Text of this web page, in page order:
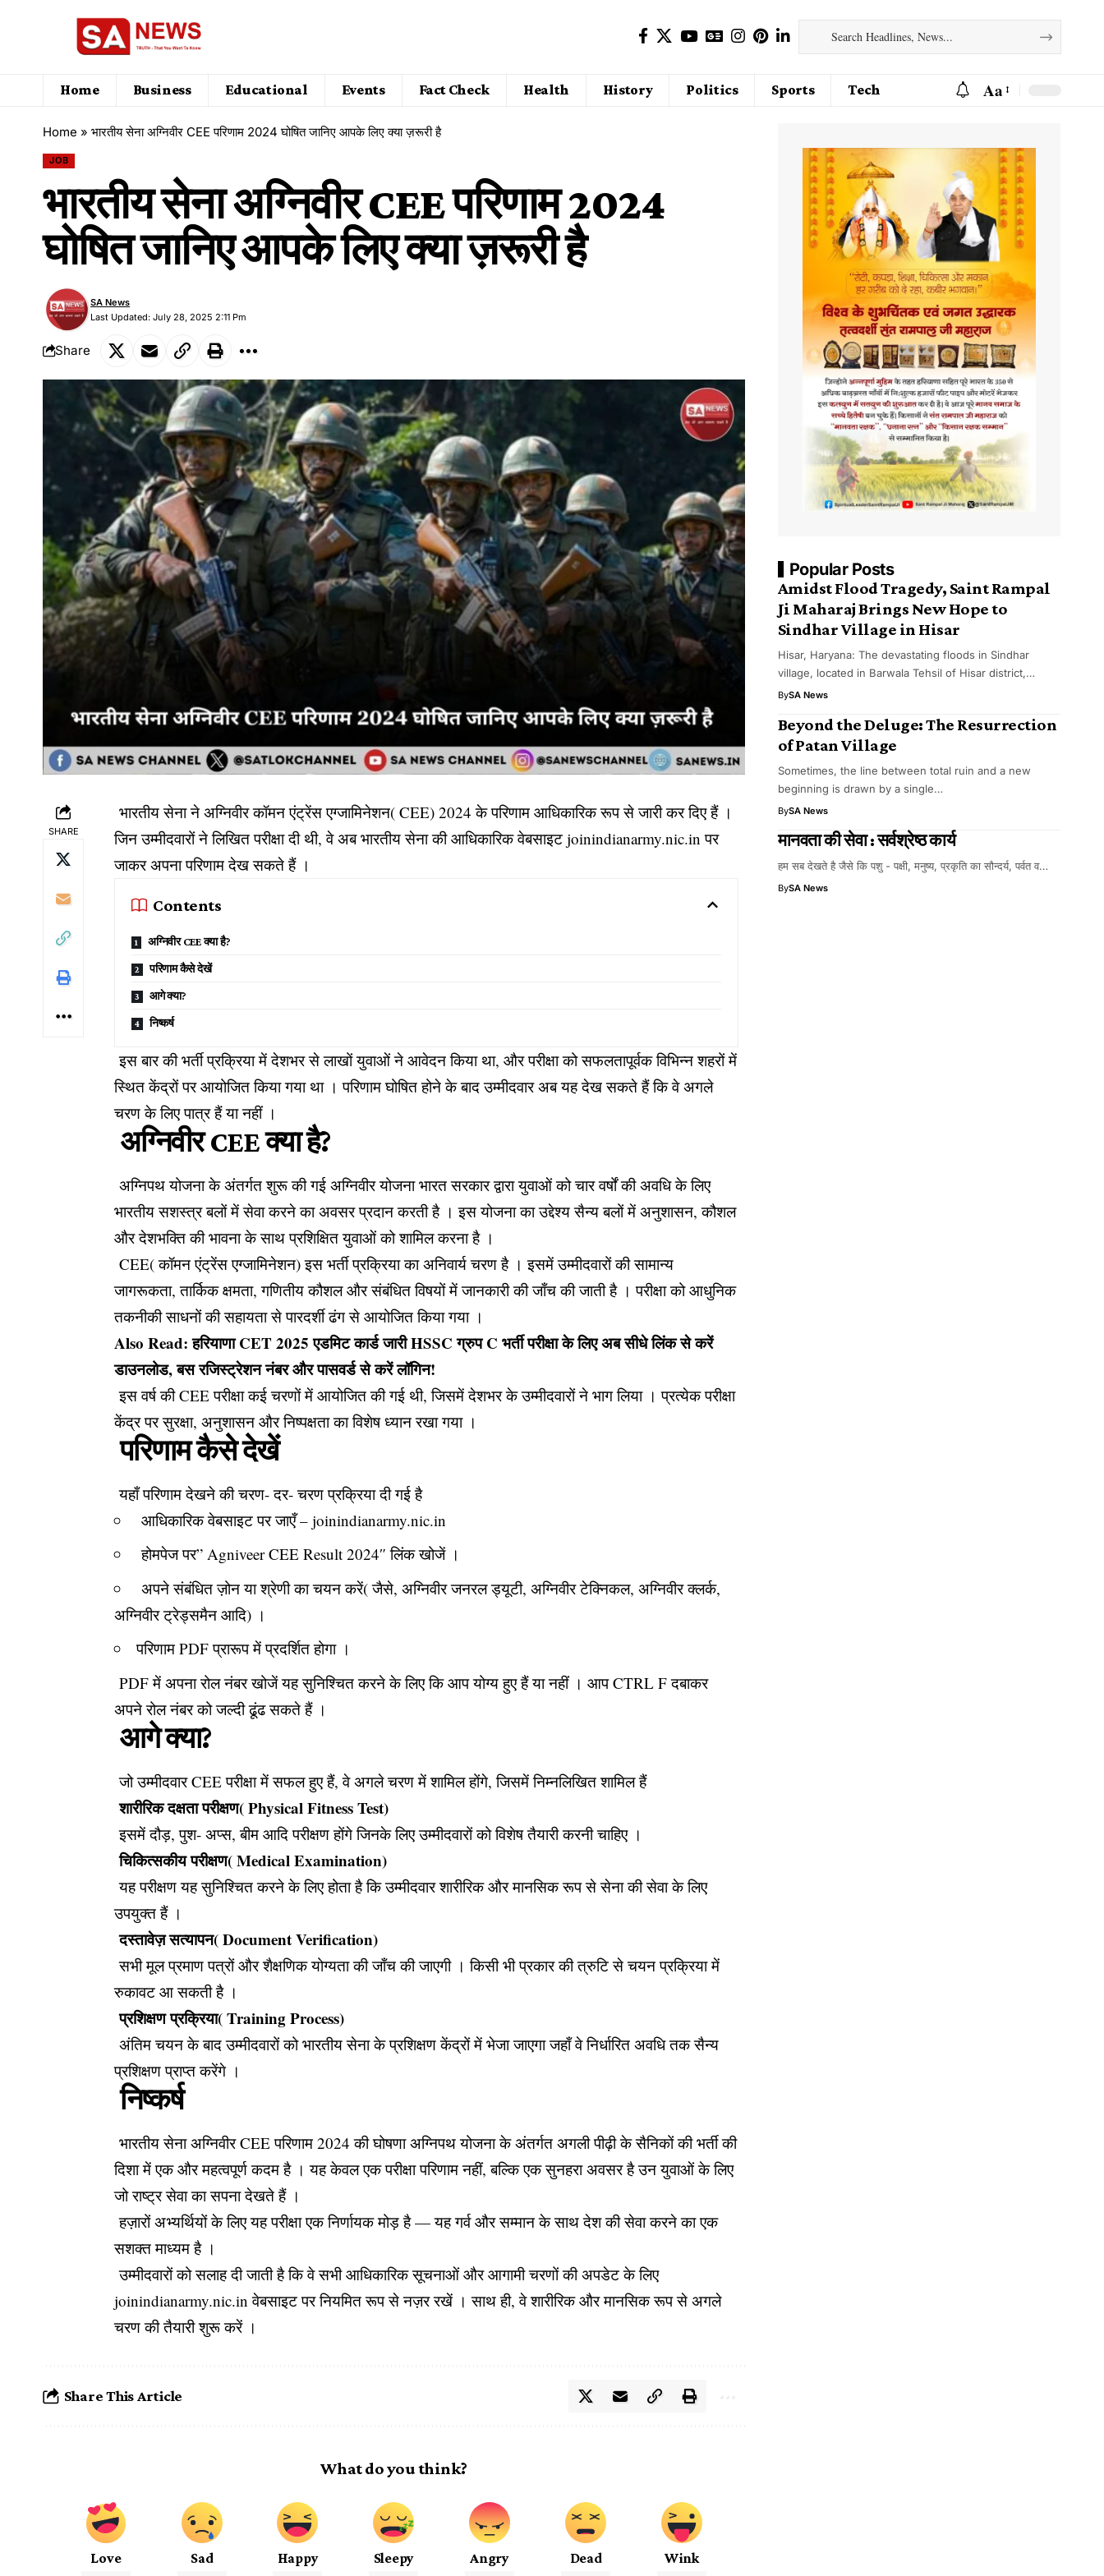
Home Business Educational Events Fact Check Health History Politics Sports Tech Aa
Home » भारतीय सेना अग्निवीर CEE परिणाम 2024 घोषित जानिए आपके लिए क्या ज़रूरी है
JOB
भारतीय सेना अग्निवीर CEE परिणाम 2024
घोषित जानिए आपके लिए क्या ज़रूरी है
Last Updated: July 28, 2025 2:11 Pm
SA News
Share
SHARE
भारतीय सेना ने अग्निवीर कॉमन एंट्रेंस एग्जामिनेशन( CEE) 2024 के परिणाम आधिकारिक रूप से जारी कर दिए हैं ।
जिन उम्मीदवारों ने लिखित परीक्षा दी थी, वे अब भारतीय सेना की आधिकारिक वेबसाइट joinindianarmy.nic.in पर
जाकर अपना परिणाम देख सकते हैं ।
Contents
अग्निवीर CEE क्या है?
परिणाम कैसे देखें
आगे क्या?
निष्कर्ष
इस बार की भर्ती प्रक्रिया में देशभर से लाखों युवाओं ने आवेदन किया था, और परीक्षा को सफलतापूर्वक विभिन्न शहरों में
स्थित केंद्रों पर आयोजित किया गया था । परिणाम घोषित होने के बाद उम्मीदवार अब यह देख सकते हैं कि वे अगले
चरण के लिए पात्र हैं या नहीं ।
अग्निवीर CEE क्या है?
अग्निपथ योजना के अंतर्गत शुरू की गई अग्निवीर योजना भारत सरकार द्वारा युवाओं को चार वर्षों की अवधि के लिए
भारतीय सशस्त्र बलों में सेवा करने का अवसर प्रदान करती है । इस योजना का उद्देश्य सैन्य बलों में अनुशासन, कौशल
और देशभक्ति की भावना के साथ प्रशिक्षित युवाओं को शामिल करना है ।
CEE( कॉमन एंट्रेंस एग्जामिनेशन) इस भर्ती प्रक्रिया का अनिवार्य चरण है । इसमें उम्मीदवारों की सामान्य
जागरूकता, तार्किक क्षमता, गणितीय कौशल और संबंधित विषयों में जानकारी की जाँच की जाती है । परीक्षा को आधुनिक
तकनीकी साधनों की सहायता से पारदर्शी ढंग से आयोजित किया गया ।
Also Read:हरियाणा CET 2025 एडमिट कार्ड जारी HSSC ग्रुप C भर्ती परीक्षा के लिए अब सीधे लिंक से करें
डाउनलोड, बस रजिस्ट्रेशन नंबर और पासवर्ड से करें लॉगिन!
इस वर्ष की CEE परीक्षा कई चरणों में आयोजित की गई थी, जिसमें देशभर के उम्मीदवारों ने भाग लिया । प्रत्येक परीक्षा
केंद्र पर सुरक्षा, अनुशासन और निष्पक्षता का विशेष ध्यान रखा गया ।
परिणाम कैसे देखें
यहाँ परिणाम देखने की चरण- दर- चरण प्रक्रिया दी गई है
आधिकारिक वेबसाइट पर जाएँ –joinindianarmy.nic.in
होमपेज पर” Agniveer CEE Result 2024″ लिंक खोजें ।
अपने संबंधित ज़ोन या श्रेणी का चयन करें( जैसे, अग्निवीर जनरल ड्यूटी, अग्निवीर टेक्निकल, अग्निवीर क्लर्क,
अग्निवीर ट्रेड्समैन आदि) ।
परिणाम PDF प्रारूप में प्रदर्शित होगा ।
PDF में अपना रोल नंबर खोजें यह सुनिश्चित करने के लिए कि आप योग्य हुए हैं या नहीं । आप CTRL F दबाकर
अपने रोल नंबर को जल्दी ढूंढ सकते हैं ।
आगे क्या?
जो उम्मीदवार CEE परीक्षा में सफल हुए हैं, वे अगले चरण में शामिल होंगे, जिसमें निम्नलिखित शामिल हैं
शारीरिक दक्षता परीक्षण( Physical Fitness Test)
इसमें दौड़, पुश- अप्स, बीम आदि परीक्षण होंगे जिनके लिए उम्मीदवारों को विशेष तैयारी करनी चाहिए ।
चिकित्सकीय परीक्षण( Medical Examination)
यह परीक्षण यह सुनिश्चित करने के लिए होता है कि उम्मीदवार शारीरिक और मानसिक रूप से सेना की सेवा के लिए
उपयुक्त हैं ।
दस्तावेज़ सत्यापन( Document Verification)
सभी मूल प्रमाण पत्रों और शैक्षणिक योग्यता की जाँच की जाएगी । किसी भी प्रकार की त्रुटि से चयन प्रक्रिया में
रुकावट आ सकती है ।
प्रशिक्षण प्रक्रिया( Training Process)
अंतिम चयन के बाद उम्मीदवारों को भारतीय सेना के प्रशिक्षण केंद्रों में भेजा जाएगा जहाँ वे निर्धारित अवधि तक सैन्य
प्रशिक्षण प्राप्त करेंगे ।
निष्कर्ष
भारतीय सेना अग्निवीर CEE परिणाम 2024 की घोषणा अग्निपथ योजना के अंतर्गत अगली पीढ़ी के सैनिकों की भर्ती की
दिशा में एक और महत्वपूर्ण कदम है । यह केवल एक परीक्षा परिणाम नहीं, बल्कि एक सुनहरा अवसर है उन युवाओं के लिए
जो राष्ट्र सेवा का सपना देखते हैं ।
हज़ारों अभ्यर्थियों के लिए यह परीक्षा एक निर्णायक मोड़ है — यह गर्व और सम्मान के साथ देश की सेवा करने का एक
सशक्त माध्यम है ।
उम्मीदवारों को सलाह दी जाती है कि वे सभी आधिकारिक सूचनाओं और आगामी चरणों की अपडेट के लिए
joinindianarmy.nic.in वेबसाइट पर नियमित रूप से नज़र रखें । साथ ही, वे शारीरिक और मानसिक रूप से अगले
चरण की तैयारी शुरू करें ।
Share This Article
What do you think?
Love Sad Happy Sleepy Angry Dead Wink
Popular Posts
Amidst Flood Tragedy, Saint Rampal
Ji Maharaj Brings New Hope to
Sindhar Village in Hisar
Hisar, Haryana: The devastating floods in Sindhar
village, located in Barwala Tehsil of Hisar district,…
BySA News
Beyond the Deluge: The Resurrection
of Patan Village
Sometimes, the line between total ruin and a new
beginning is drawn by a single…
BySA News
मानवता की सेवा : सर्वश्रेष्ठ कार्य
हम सब देखते है जैसे कि पशु - पक्षी, मनुष्य, प्रकृति का सौन्दर्य, पर्वत व…
BySA News